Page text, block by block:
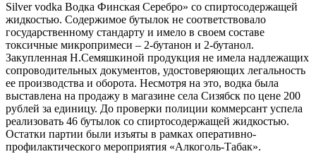
Silver vodka Водка Финская Серебро» со спиртосодержащей
жидкостью. Содержимое бутылок не соответствовало
государственному стандарту и имело в своем составе
токсичные микропримеси – 2-бутанон и 2-бутанол.
Закупленная Н.Семяшкиной продукция не имела надлежащих
сопроводительных документов, удостоверяющих легальность
ее производства и оборота. Несмотря на это, водка была
выставлена на продажу в магазине села Сизябск по цене 200
рублей за единицу. До проверки полиции коммерсант успела
реализовать 46 бутылок со спиртосодержащей жидкостью.
Остатки партии были изъяты в рамках оперативно-
профилактического мероприятия «Алкоголь-Табак».